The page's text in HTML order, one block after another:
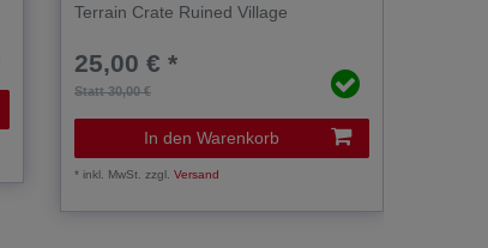
Terrain Crate Ruined Village
Statt 30,00 €
25,00 € *
In den Warenkorb
*inkl. MwSt. zzgl.Versand